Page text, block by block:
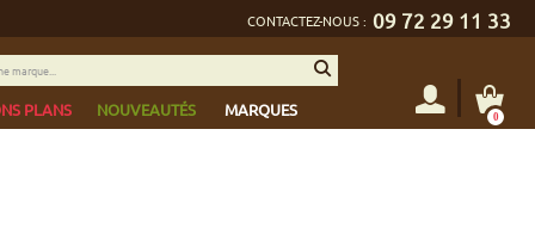
CONTACTEZ-NOUS : 09 72 29 11 33
PLANS NOUVEAUTÉS MARQUES 0